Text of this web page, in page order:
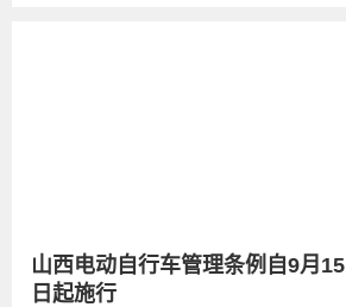
山西电动自行车管理条例自9月15
日起施行